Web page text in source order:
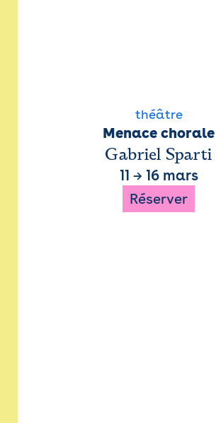
théâtre
Menace chorale
Gabriel Sparti
11 → 16 mars
Réserver